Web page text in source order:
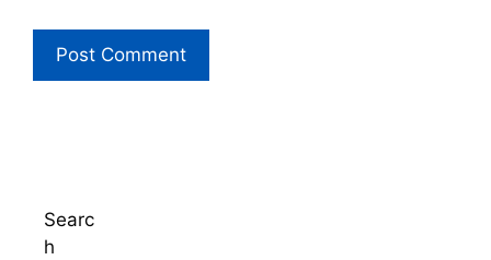
Searc
h